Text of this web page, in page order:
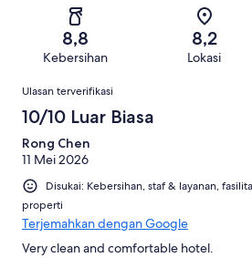
dari
ulasan
8,8
Kebersihan
8,2
Lokasi
Ulasan
Ulasan terverifikasi
10/10 Luar Biasa
Rong Chen
11 Mei 2026
Disukai: Kebersihan, staf & layanan,
properti
Terjemahkan dengan Google
Very clean and comfortable hotel.